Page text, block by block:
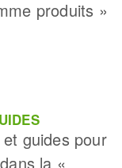
produits »
guides pour
la «